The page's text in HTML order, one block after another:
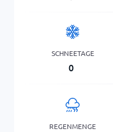
SCHNEETAGE
0
REGENMENGE